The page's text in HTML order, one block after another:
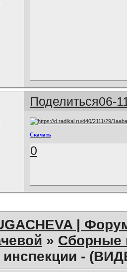
Поделиться06-
Скачать
0
|
» Сборные
инспекции -